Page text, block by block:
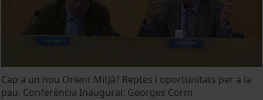
Cap a un nou Orient Mitjà? Reptes i oportunitats per a la
pau. Conferència Inaugural: Georges Corm